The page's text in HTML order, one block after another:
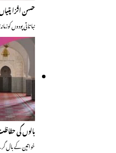
حسن افزا
نباتاتی پودوں
بالوں کی
خواتین کے بال